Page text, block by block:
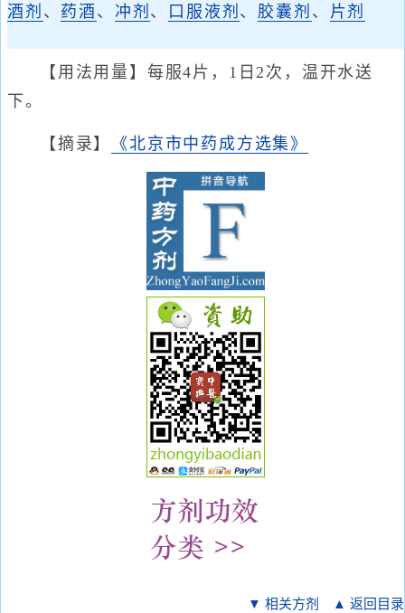
酒剂 、 药酒 、 冲剂 、 口服液剂 、 胶囊剂 、 片剂
【用法用量】每服4片，1日2次，温开水送
下。
【摘录】 《北京市中药成方选集》
▼ 相关方剂 ▲ 返回目录